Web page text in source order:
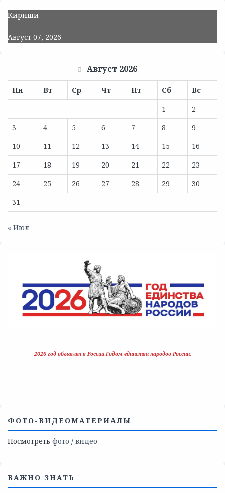
Кириши
Август 07, 2026
Август 2026
Пн Вт Ср Чт Пт Сб
Вс
1
2
3
4 5 6 7 8
9
10
11 12 13 14 15
16
17
18 19 20 21 22
23
24
25 26 27 28 29
30
31
« Июл
2026 год объявлен в России Годом единства народов России.
ФОТО-ВИДЕОМАТЕРИАЛЫ
Посмотреть фото / видео
ВАЖНО ЗНАТЬ